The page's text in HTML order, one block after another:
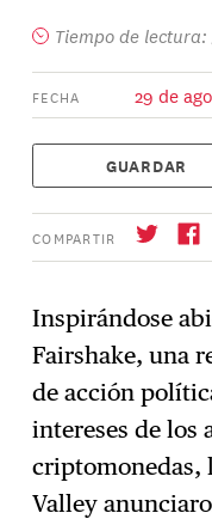
Tiempo de
FECHA 29 de
GUARDAR
COMPARTIR
→ Suscríbase
Inspirándose
Fairshake, una
de acción
intereses de los
criptomonedas,
Valley